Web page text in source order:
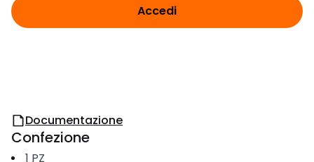
Accedi
Documentazione
Confezione
1 PZ